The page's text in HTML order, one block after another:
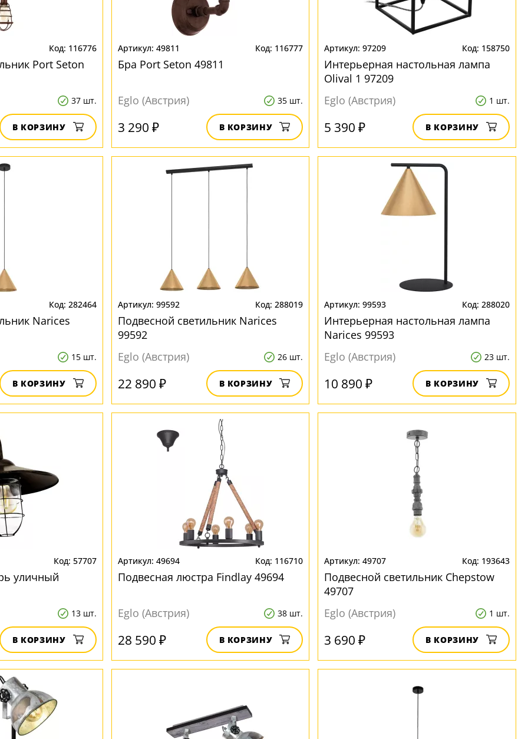
116776
Port Seton
37 шт.
В КОРЗИНУ
49811 116777
Бра Port Seton 49811
Eglo (Австрия) 35 шт.
3 290 ₽ В КОРЗИНУ
97209 158750
Интерьерная настольная лампа
Olival 1 97209
Eglo (Австрия)
1 шт.
5 390 ₽ В КОРЗИНУ
282464
Narices
15 шт.
В КОРЗИНУ
99592 288019
Подвесной светильник Narices
99592
Eglo (Австрия)
26 шт.
22 890 ₽ В КОРЗИНУ
99593 288020
Интерьерная настольная лампа
Narices 99593
Eglo (Австрия)
23 шт.
10 890 ₽ В КОРЗИНУ
57707
уличный
13 шт.
В КОРЗИНУ
49694 116710
Подвесная люстра Findlay 49694
Eglo (Австрия) 38 шт.
28 590 ₽ В КОРЗИНУ
49707 193643
Подвесной светильник Chepstow
49707
Eglo (Австрия)
1 шт.
3 690 ₽ В КОРЗИНУ